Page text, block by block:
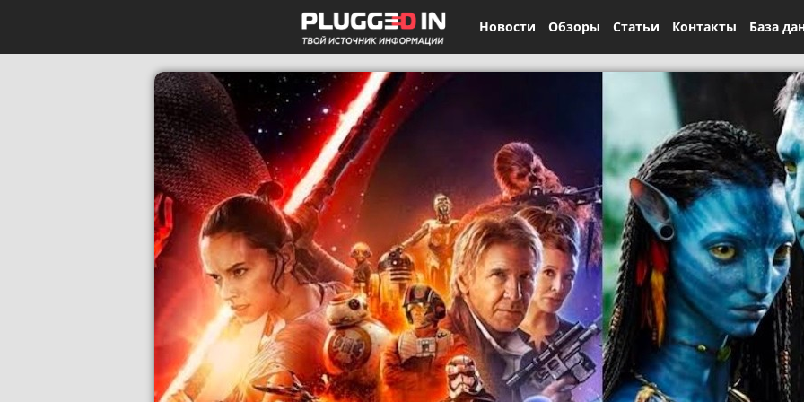
Новости Обзоры Статьи Контакты База